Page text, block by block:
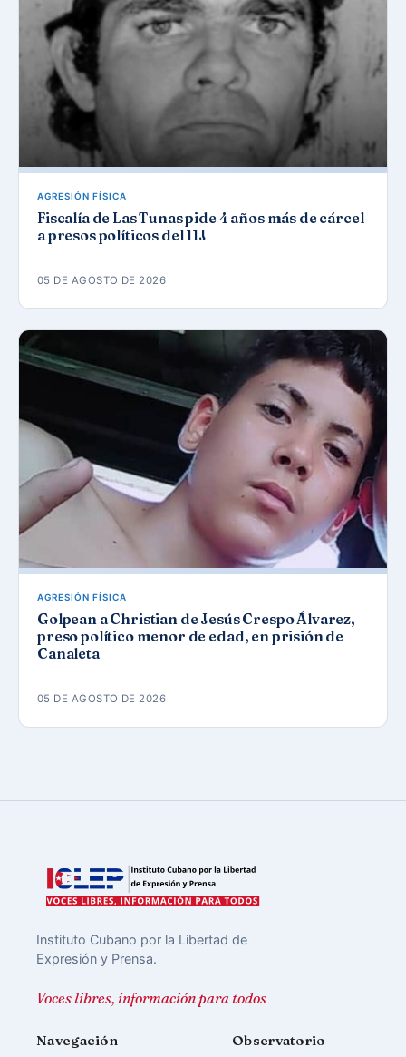
AGRESIÓN FÍSICA
Fiscalía de Las Tunas pide 4 años más de cárcel
a presos políticos del 11J
05 DE AGOSTO DE 2026
AGRESIÓN FÍSICA
Golpean a Christian de Jesús Crespo Álvarez,
preso político menor de edad, en prisión de
Canaleta
05 DE AGOSTO DE 2026
Instituto Cubano por la Libertad de
Expresión y Prensa.
Voces libres, información para todos
Navegación Observatorio